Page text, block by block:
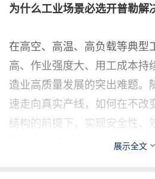
为什么工业场景必选开普勒解
在高空、高温、高负载等典型
高、作业强度大、用工成本持
造业高质量发展的突出难题。
速走向真实产线，如何在不改
结构的前提下，实现安全性、
提升，正成为企业关注的核心
展示全文